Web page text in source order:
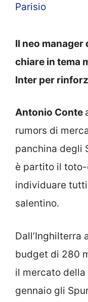
Parisio
Il neo manager
chiare in tema
Inter per
Antonio Conte
rumors di
panchina degli
è partito il
individuare
salentino.
Dall’Inghilterra
budget di 280
il mercato
gennaio gli